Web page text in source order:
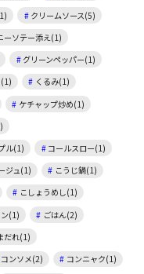
クリームソース(5)
ーソテー添え(1)
グリーンペッパー(1)
くるみ(1)
ケチャップ炒め(1)
ル(1)
コールスロー(1)
ジュ(1)
こうじ鍋(1)
こしょうめし(1)
(1)
ごはん(2)
だれ(1)
コンソメ(2)
コンニャク(1)